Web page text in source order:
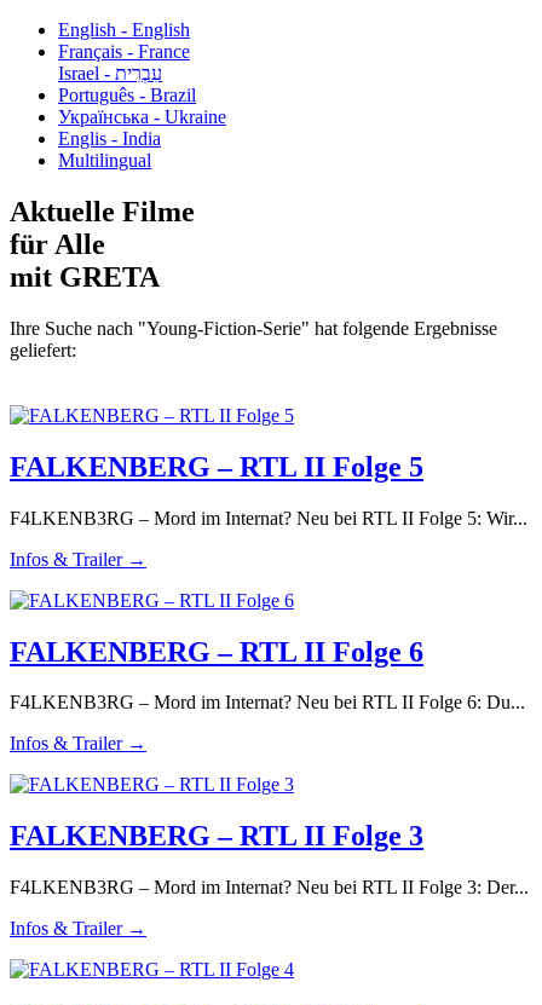
English - English
Français - France
עִבְרִית - Israel
Português - Brazil
Українська - Ukraine
Englis - India
Multilingual
Aktuelle Filme
für Alle
mit GRETA
Ihre Suche nach "Young-Fiction-Serie" hat folgende Ergebnisse
geliefert:
FALKENBERG – RTL II Folge 5
F4LKENB3RG – Mord im Internat? Neu bei RTL II Folge 5: Wir...
Infos & Trailer →
FALKENBERG – RTL II Folge 6
F4LKENB3RG – Mord im Internat? Neu bei RTL II Folge 6: Du...
Infos & Trailer →
FALKENBERG – RTL II Folge 3
F4LKENB3RG – Mord im Internat? Neu bei RTL II Folge 3: Der...
Infos & Trailer →